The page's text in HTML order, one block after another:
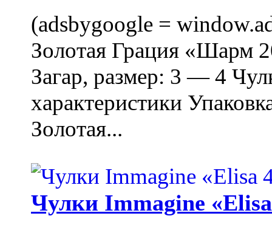
(adsbygoogle =
Золотая Грация «Шарм
Загар, размер: 3 — 4
характеристики
Золотая...
Чулки Immagine